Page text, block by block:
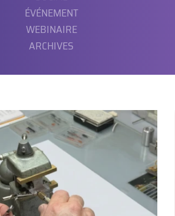
ÉVÉNEMENT
WEBINAIRE
ARCHIVES